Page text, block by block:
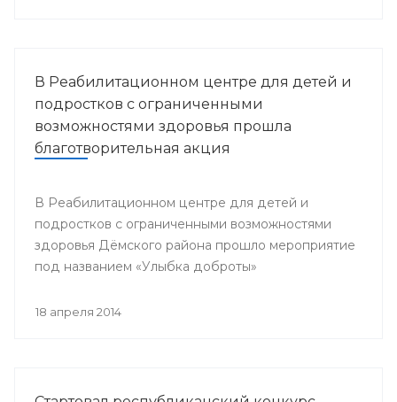
В Реабилитационном центре для детей и
подростков с ограниченными
возможностями здоровья прошла
благотворительная акция
В Реабилитационном центре для детей и
подростков с ограниченными возможностями
здоровья Дёмского района прошло мероприятие
под названием «Улыбка доброты»
18 апреля 2014